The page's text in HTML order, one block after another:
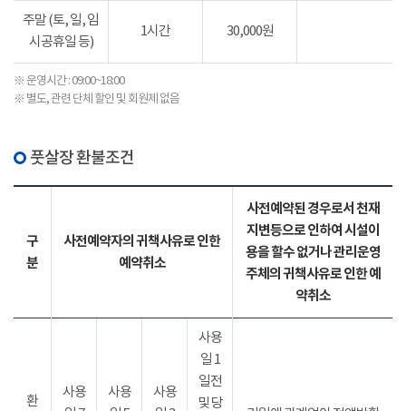
주말 (토, 일, 임
시공휴일 등)
1시간 30,000원
※ 운영시간 : 09:00~18:00
※ 별도, 관련 단체 할인 및 회원제 없음
풋살장 환불조건
구
분
사전예약자의 귀책사유로 인한
예약취소
사전예약된 경우로서 천재
지변등으로 인하여 시설이
용을 할수 없거나 관리운영
주체의 귀책사유로 인한 예
약취소
환
사용
사용
사용
사용
일 1
일전
및 당